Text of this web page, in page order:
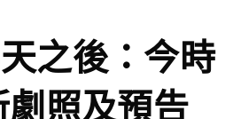
之後：今時
照及預告